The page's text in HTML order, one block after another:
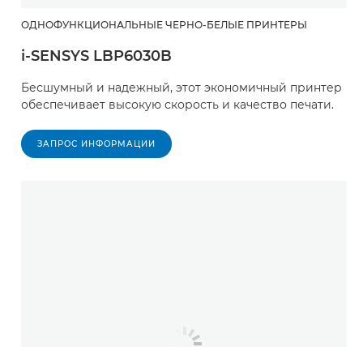
ОДНОФУНКЦИОНАЛЬНЫЕ ЧЕРНО-БЕЛЫЕ ПРИНТЕРЫ
i-SENSYS LBP6030B
Бесшумный и надежный, этот экономичный принтер
обеспечивает высокую скорость и качество печати.
ЗАПРОС ИНФОРМАЦИИ